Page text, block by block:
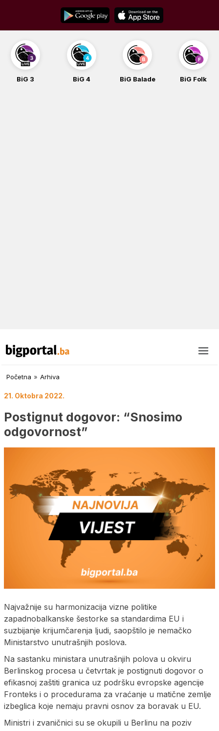
content
BiG 3 BiG 4 BiG Balade BiG Folk
Početna » Arhiva
21. Oktobra 2022.
Postignut dogovor: “Snosimo
odgovornost”
Najvažnije su harmonizacija vizne politike
zapadnobalkanske šestorke sa standardima EU i
suzbijanje krijumčarenja ljudi, saopštilo je nemačko
Ministarstvo unutrašnjih poslova.
Na sastanku ministara unutrašnjih polova u okviru
Berlinskog procesa u četvrtak je postignuti dogovor o
efikasnoj zaštiti granica uz podršku evropske agencije
Fronteks i o procedurama za vraćanje u matične zemlje
izbeglica koje nemaju pravni osnov za boravak u EU.
Ministri i zvaničnici su se okupili u Berlinu na poziv